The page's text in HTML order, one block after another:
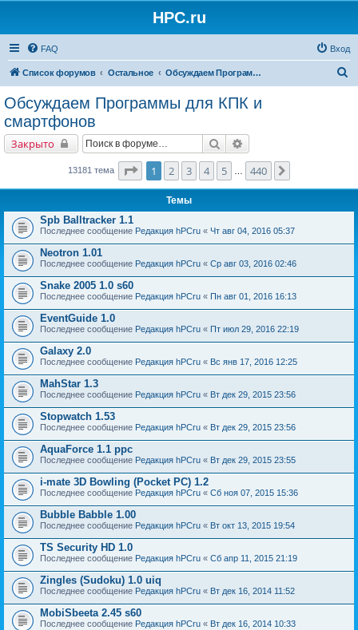
HPC.ru
FAQ Вход
Список форумов Остальное Обсуждаем Программы для КПК и смартфонов
Обсуждаем Программы для КПК и
смартфонов
Закрыто Поиск
13181 тема Страница1 из 440
1 2 3 4 5 440
Темы
Spb Balltracker 1.1
Последнее сообщение Редакция hPCru « Чт авг 04, 2016 05:37
Neotron 1.01
Последнее сообщение Редакция hPCru « Ср авг 03, 2016 02:46
Snake 2005 1.0 s60
Последнее сообщение Редакция hPCru « Пн авг 01, 2016 16:13
EventGuide 1.0
Последнее сообщение Редакция hPCru « Пт июл 29, 2016 22:19
Galaxy 2.0
Последнее сообщение Редакция hPCru « Вс янв 17, 2016 12:25
MahStar 1.3
Последнее сообщение Редакция hPCru « Вт дек 29, 2015 23:56
Stopwatch 1.53
Последнее сообщение Редакция hPCru « Вт дек 29, 2015 23:56
AquaForce 1.1 ppc
Последнее сообщение Редакция hPCru « Вт дек 29, 2015 23:55
i-mate 3D Bowling (Pocket PC) 1.2
Последнее сообщение Редакция hPCru « Сб ноя 07, 2015 15:36
Bubble Babble 1.00
Последнее сообщение Редакция hPCru « Вт окт 13, 2015 19:54
TS Security HD 1.0
Последнее сообщение Редакция hPCru « Сб апр 11, 2015 21:19
Zingles (Sudoku) 1.0 uiq
Последнее сообщение Редакция hPCru « Вт дек 16, 2014 11:52
MobiSbeeta 2.45 s60
Последнее сообщение Редакция hPCru « Вт дек 16, 2014 10:33